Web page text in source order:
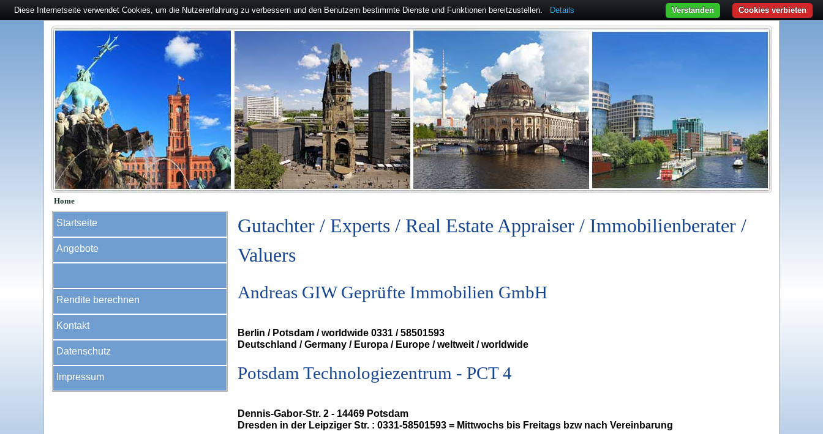
Home
Startseite
Angebote
Rendite berechnen
Kontakt
Datenschutz
Impressum
Gutachter / Experts / Real Estate Appraiser / Immobilienberater /
Valuers
Andreas GIW Geprüfte Immobilien GmbH
Berlin / Potsdam / worldwide 0331 / 58501593
Deutschland / Germany / Europa / Europe / weltweit / worldwide
Potsdam Technologiezentrum - PCT 4
Dennis-Gabor-Str. 2 - 14469 Potsdam
Dresden in der Leipziger Str. : 0331-58501593 = Mittwochs bis Freitags bzw nach Vereinbarung
Diese Internetseite verwendet Cookies, um die Nutzererfahrung zu verbessern und den Benutzern bestimmte Dienste und Funktionen bereitzustellen. Details Cookies verbieten
Verstanden